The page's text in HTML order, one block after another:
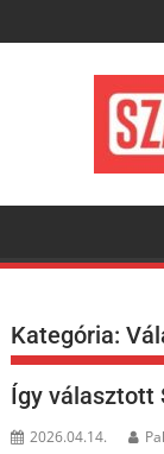
to
Kategória:
Így választott
2026.04.14.